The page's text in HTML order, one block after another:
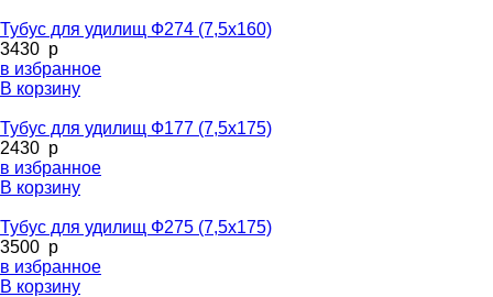
Тубус для удилищ Ф274 (7,5х160)
3430 p
в избранное
В корзину
Тубус для удилищ Ф177 (7,5х175)
2430 p
в избранное
В корзину
Тубус для удилищ Ф275 (7,5х175)
3500 p
в избранное
В корзину